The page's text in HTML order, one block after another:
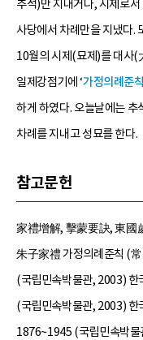
추석)만 지내거나, 시제로
사당에서 차례만을 지냈다.
10월의 시제(묘제)를 대사(
일제강점기에 ‘가정의례준칙
하게 하였다. 오늘날에는 추
차례를 지내고 성묘를 한다.
참고문헌
家禮增解, 擊蒙要訣, 東國
朱子家禮 가정의례준칙 (
(국립민속박물관, 2003) 한
(국립민속박물관, 2003) 한
1876~1945 (국립민속박물